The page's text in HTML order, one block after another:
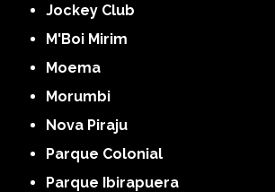
Jockey Club
M'Boi Mirim
Moema
Morumbi
Nova Piraju
Parque Colonial
Parque Ibirapuera